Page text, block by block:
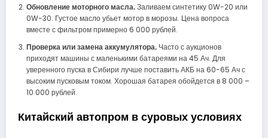
Обновление моторного масла.Заливаем синтетику 0W-20 или
0W-30. Густое масло убьет мотор в морозы. Цена вопроса
вместе с фильтром примерно 6 000 рублей.
Проверка или замена аккумулятора.Часто с аукционов
приходят машины с маленькими батареями на 45 Ач. Для
уверенного пуска в Сибири лучше поставить АКБ на 60-65 Ач с
высоким пусковым током. Хорошая батарея обойдется в 8 000 –
10 000 рублей.
Китайский автопром в суровых условиях